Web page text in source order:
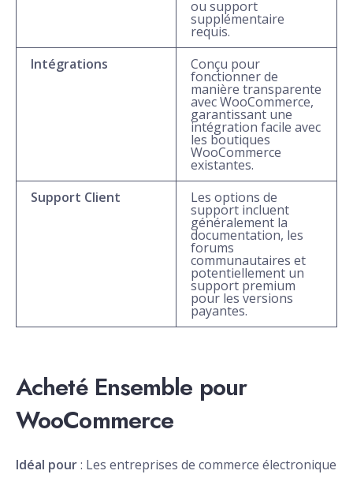
ou support
supplémentaire
requis.
Intégrations
Conçu pour
fonctionner de
manière transparente
avec WooCommerce,
garantissant une
intégration facile avec
les boutiques
WooCommerce
existantes.
Support Client
Les options de
support incluent
généralement la
documentation, les
forums
communautaires et
potentiellement un
support premium
pour les versions
payantes.
Acheté Ensemble pour
WooCommerce
Idéal pour: Les entreprises de commerce électronique